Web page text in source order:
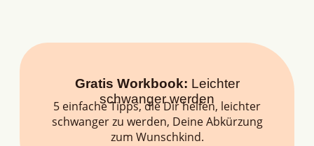
Gratis Workbook: Leichter
schwanger werden
5 einfache Tipps, die Dir helfen, leichter
schwanger zu werden, Deine Abkürzung
zum Wunschkind.